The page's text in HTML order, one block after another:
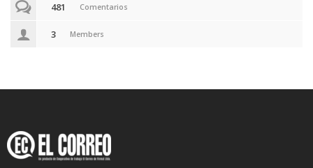
481 Comentarios
3 Members